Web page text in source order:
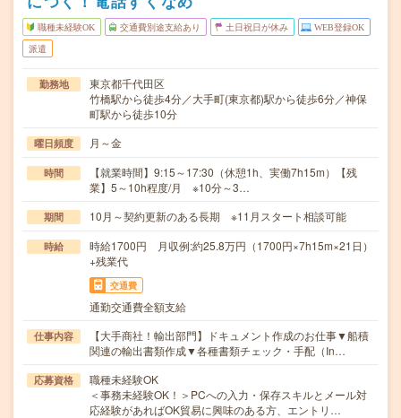
職種未経験OK 交通費別途支給あり 土日祝日が休み WEB登録OK
派遣
勤務地
東京都千代田区
竹橋駅から徒歩4分／大手町(東京都)駅から徒歩6分／神保
町駅から徒歩10分
曜日頻度 月～金
時間
【就業時間】9:15～17:30（休憩1h、実働7h15m）【残
業】5～10h程度/月 ※10分～3…
期間 10月～契約更新のある長期 ※11月スタート相談可能
時給
時給1700円 月収例:約25.8万円（1700円×7h15m×21日）
+残業代
交通費
通勤交通費全額支給
仕事内容
【大手商社！輸出部門】ドキュメント作成のお仕事▼船積
関連の輸出書類作成▼各種書類チェック・手配（In…
応募資格
職種未経験OK
＜事務未経験OK！＞PCへの入力・保存スキルとメール対
応経験があればOK貿易に興味のある方、エントリ…